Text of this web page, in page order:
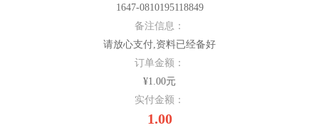
1647-0810195118849
备注信息：
请放心支付,资料已经备好
订单金额：
¥1.00元
实付金额：
1.00